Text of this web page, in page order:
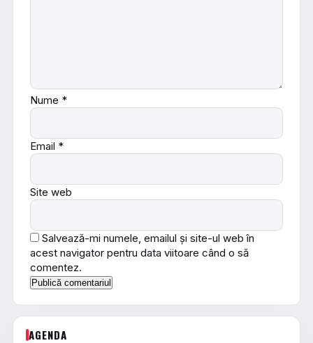
Nume *
Email *
Site web
Salvează-mi numele, emailul și site-ul web în
acest navigator pentru data viitoare când o să
comentez.
AGENDA